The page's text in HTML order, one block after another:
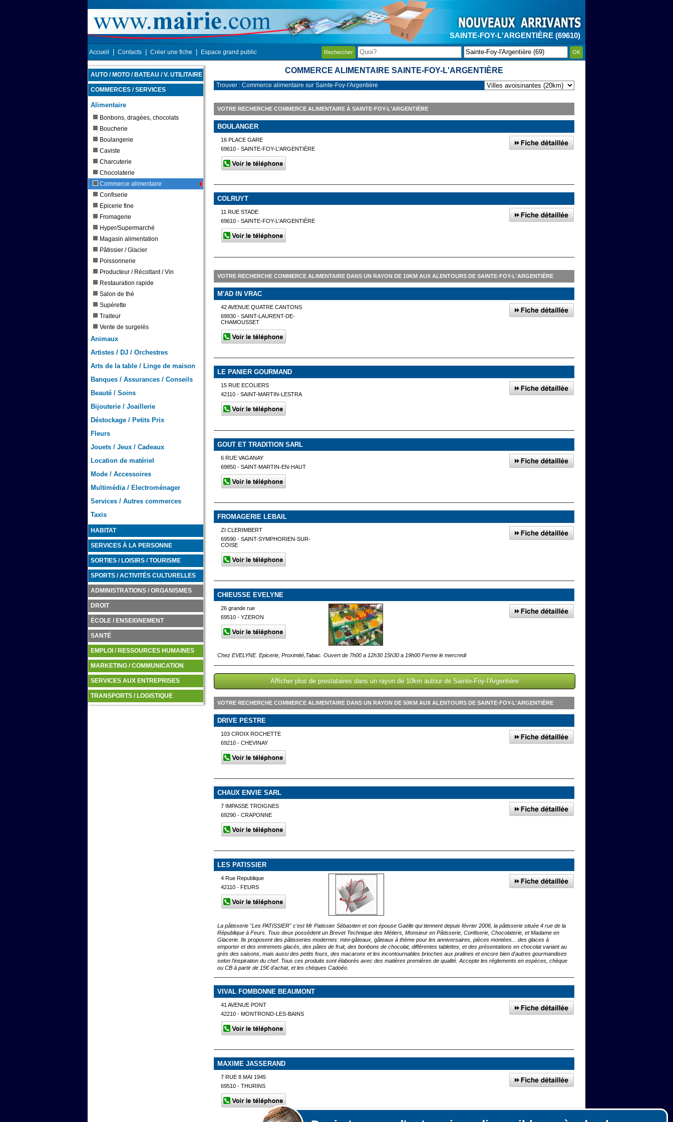
SAINTE-FOY-L'ARGENTIÈRE (69610)
Accueil Contacts Créer une fiche Espace grand public Rechercher OK
AUTO / MOTO / BATEAU / V. UTILITAIRE
COMMERCES / SERVICES
Alimentaire
Bonbons, dragées, chocolats
Boucherie
Boulangerie
Caviste
Charcuterie
Chocolaterie
Commerce alimentaire
Confiserie
Epicerie fine
Fromagerie
Hyper/Supermarché
Magasin alimentation
Pâtissier / Glacier
Poissonnerie
Producteur / Récoltant / Vin
Restauration rapide
Salon de thé
Supérette
Traiteur
Vente de surgelés
Animaux
Artistes / DJ / Orchestres
Arts de la table / Linge de maison
Banques / Assurances / Conseils
Beauté / Soins
Bijouterie / Joaillerie
Déstockage / Petits Prix
Fleurs
Jouets / Jeux / Cadeaux
Location de matériel
Mode / Accessoires
Multimédia / Electroménager
Services / Autres commerces
Taxis
HABITAT
SERVICES À LA PERSONNE
SORTIES / LOISIRS / TOURISME
SPORTS / ACTIVITÉS CULTURELLES
ADMINISTRATIONS / ORGANISMES
DROIT
ÉCOLE / ENSEIGNEMENT
SANTÉ
EMPLOI / RESSOURCES HUMAINES
MARKETING / COMMUNICATION
SERVICES AUX ENTREPRISES
TRANSPORTS / LOGISTIQUE
COMMERCE ALIMENTAIRE SAINTE-FOY-L'ARGENTIÈRE
Trouver : Commerce alimentaire sur Sainte-Foy-l'Argentière
VOTRE RECHERCHE COMMERCE ALIMENTAIRE À SAINTE-FOY-L'ARGENTIÈRE
BOULANGER
16 PLACE GARE
69610 - SAINTE-FOY-L'ARGENTIÈRE
COLRUYT
11 RUE STADE
69610 - SAINTE-FOY-L'ARGENTIÈRE
VOTRE RECHERCHE COMMERCE ALIMENTAIRE DANS UN RAYON DE 10KM AUX ALENTOURS DE SAINTE-FOY-L'ARGENTIÈRE
M'AD IN VRAC
42 AVENUE QUATRE CANTONS
69930 - SAINT-LAURENT-DE-
CHAMOUSSET
LE PANIER GOURMAND
15 RUE ECOLIERS
42110 - SAINT-MARTIN-LESTRA
GOUT ET TRADITION SARL
6 RUE VAGANAY
69850 - SAINT-MARTIN-EN-HAUT
FROMAGERIE LEBAIL
ZI CLERIMBERT
69590 - SAINT-SYMPHORIEN-SUR-
COISE
CHIEUSSE EVELYNE
26 grande rue
69510 - YZERON
Chez EVELYNE. Epicerie, Proximité,Tabac. Ouvert de 7h00 a 12h30 15h30 a 19h00 Ferme le mercredi
Afficher plus de prestataires dans un rayon de 10km autour de Sainte-Foy-l'Argentière
VOTRE RECHERCHE COMMERCE ALIMENTAIRE DANS UN RAYON DE 50KM AUX ALENTOURS DE SAINTE-FOY-L'ARGENTIÈRE
DRIVE PESTRE
103 CROIX ROCHETTE
69210 - CHEVINAY
CHAUX ENVIE SARL
7 IMPASSE TROIGNES
69290 - CRAPONNE
LES PATISSIER
4 Rue Republique
42110 - FEURS
La pâtisserie "Les PATISSIER" c'est Mr Patissier Sébastien et son épouse Gaëlle qui tiennent depuis février 2006, la pâtisserie située 4 rue de la
République à Feurs. Tous deux possèdent un Brevet Technique des Métiers, Monsieur en Pâtisserie, Confiserie, Chocolaterie, et Madame en
Glacerie. Ils proposent des pâtisseries modernes: mini-gâteaux, gâteaux à thème pour les anniversaires, pièces montées... des glaces à
emporter et des entremets glacés, des pâtes de fruit, des bonbons de chocolat, différentes tablettes, et des présentations en chocolat variant au
grès des saisons, mais aussi des petits fours, des macarons et les incontournables brioches aux pralines et encore bien d'autres gourmandises
selon l'inspiration du chef. Tous ces produits sont élaborés avec des matières premières de qualité. Accepte les réglements en espèces, chèque
ou CB à partir de 15€ d'achat, et les chèques Cadoéo.
VIVAL FOMBONNE BEAUMONT
41 AVENUE PONT
42210 - MONTROND-LES-BAINS
MAXIME JASSERAND
7 RUE 8 MAI 1945
69510 - THURINS